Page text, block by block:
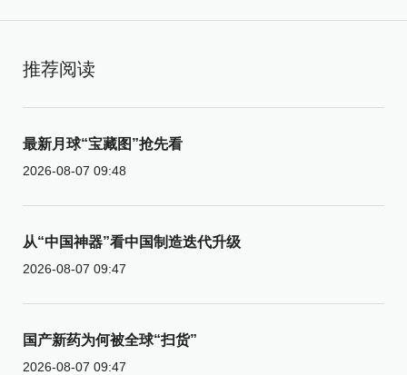
推荐阅读
最新月球“宝藏图”抢先看
2026-08-07 09:48
从“中国神器”看中国制造迭代升级
2026-08-07 09:47
国产新药为何被全球“扫货”
2026-08-07 09:47